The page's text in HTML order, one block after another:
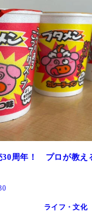
30周年！ プロが教
ライフ・文化